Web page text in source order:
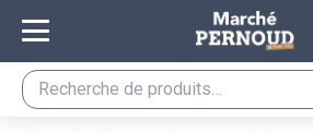
Recherche
pour :